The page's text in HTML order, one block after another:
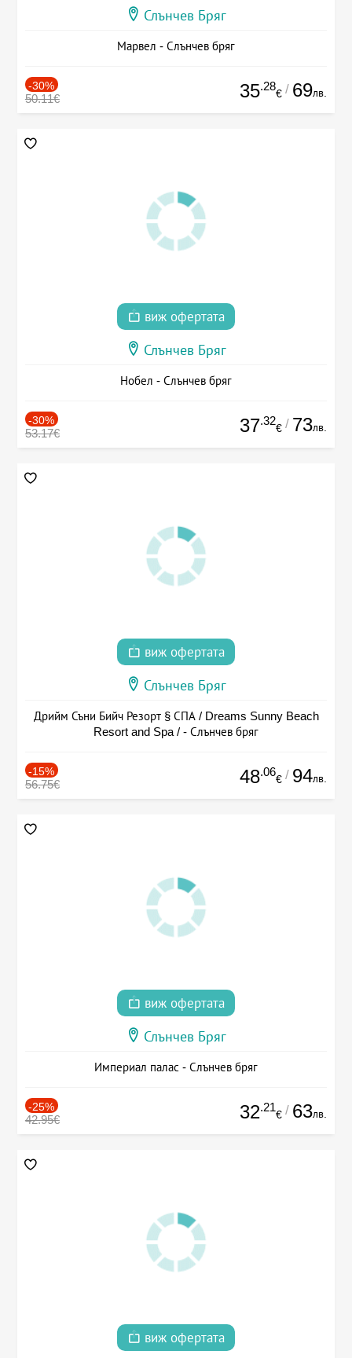
Слънчев Бряг
Марвел - Слънчев бряг
-30%
50.11€ 35.28
€ / 69лв.
виж офертата
Слънчев Бряг
Нобел - Слънчев бряг
-30%
53.17€ 37.32
€ / 73лв.
виж офертата
Слънчев Бряг
Дрийм Съни Бийч Резорт § СПА / Dreams Sunny Beach
Resort and Spa / - Слънчев бряг
-15%
56.75€ 48.06
€ / 94лв.
виж офертата
Слънчев Бряг
Империал палас - Слънчев бряг
-25%
42.95€ 32.21
€ / 63лв.
виж офертата